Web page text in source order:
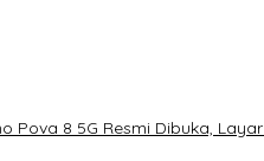
Pova 8 5G Resmi Dibuka,